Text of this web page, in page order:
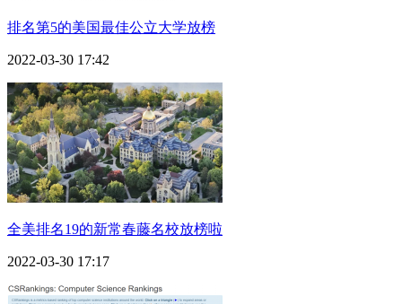
排名第5的美国最佳公立大学放榜
2022-03-30 17:42
全美排名19的新常春藤名校放榜啦
2022-03-30 17:17